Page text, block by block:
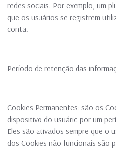
redes sociais. Por exemplo, um
que os usuários se registrem
conta.
Período de retenção das
Cookies Permanentes: são os
dispositivo do usuário por um
Eles são ativados sempre que o
dos Cookies não funcionais são